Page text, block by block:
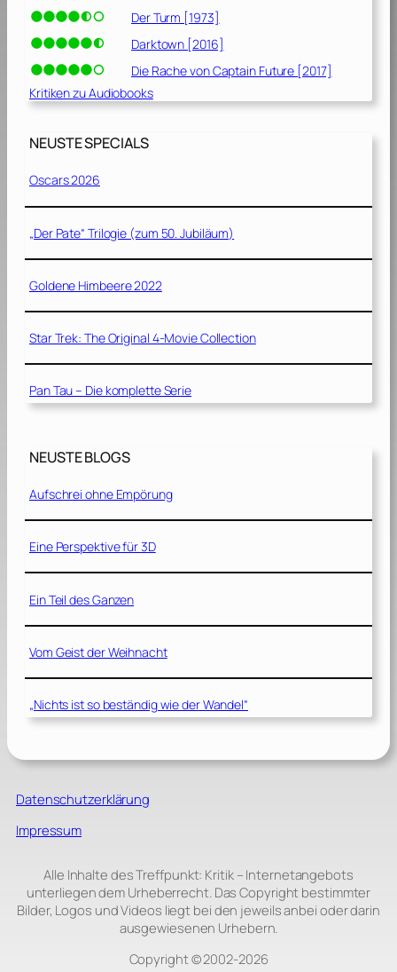
Der Turm [1973]
Darktown [2016]
Die Rache von Captain Future [2017]
Kritiken zu Audiobooks
NEUSTE SPECIALS
Oscars 2026
„Der Pate“ Trilogie (zum 50. Jubiläum)
Goldene Himbeere 2022
Star Trek: The Original 4-Movie Collection
Pan Tau – Die komplette Serie
NEUSTE BLOGS
Aufschrei ohne Empörung
Eine Perspektive für 3D
Ein Teil des Ganzen
Vom Geist der Weihnacht
„Nichts ist so beständig wie der Wandel“
Datenschutzerklärung
Impressum
Alle Inhalte des Treffpunkt: Kritik – Internetangebots
unterliegen dem Urheberrecht. Das Copyright bestimmter
Bilder, Logos und Videos liegt bei den jeweils anbei oder darin
ausgewiesenen Urhebern.
Copyright © 2002‑2026